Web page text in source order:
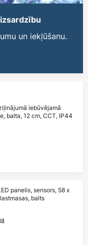
un iekļūšanu.
iebūvējamā
balta, 12 cm, CCT, IP44
panelis, sensors, 58 x
balts